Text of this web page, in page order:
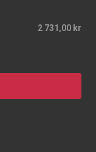
2 731,00 kr